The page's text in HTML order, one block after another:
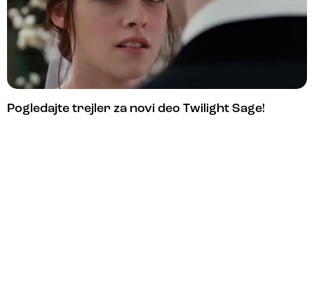
Pogledajte trejler za novi deo Twilight Sage!